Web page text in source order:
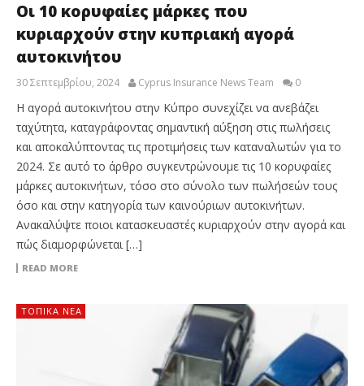
Οι 10 κορυφαίες μάρκες που
κυριαρχούν στην κυπριακή αγορά
αυτοκινήτου
30 Σεπτεμβρίου, 2024 Cyprus Insurance News Team 0
Η αγορά αυτοκινήτου στην Κύπρο συνεχίζει να ανεβάζει
ταχύτητα, καταγράφοντας σημαντική αύξηση στις πωλήσεις
και αποκαλύπτοντας τις προτιμήσεις των καταναλωτών για το
2024. Σε αυτό το άρθρο συγκεντρώνουμε τις 10 κορυφαίες
μάρκες αυτοκινήτων, τόσο στο σύνολο των πωλήσεών τους
όσο και στην κατηγορία των καινούριων αυτοκινήτων.
Ανακαλύψτε ποιοι κατασκευαστές κυριαρχούν στην αγορά και
πώς διαμορφώνεται […]
READ MORE
ΤΟΠΙΚΑ ΝΕΑ